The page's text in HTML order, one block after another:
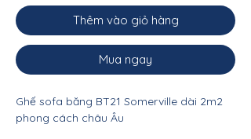
Thêm vào giỏ hàng
Mua ngay
Ghế sofa băng BT21 Somerville dài 2m2
phong cách châu Âu